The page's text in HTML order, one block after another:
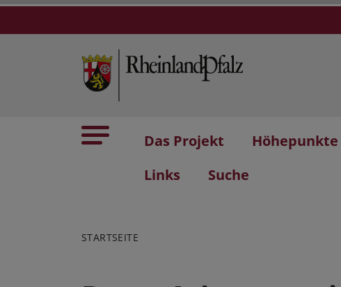
Das Projekt Höhepunkte
Links
Suche
STARTSEITE